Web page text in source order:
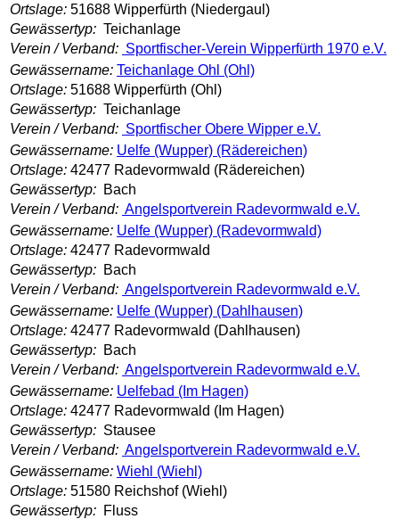
Ortslage: 51688 Wipperfürth (Niedergaul)
Gewässertyp: Teichanlage
Verein / Verband: Sportfischer-Verein Wipperfürth 1970 e.V.
Gewässername: Teichanlage Ohl (Ohl)
Ortslage: 51688 Wipperfürth (Ohl)
Gewässertyp: Teichanlage
Verein / Verband: Sportfischer Obere Wipper e.V.
Gewässername: Uelfe (Wupper) (Rädereichen)
Ortslage: 42477 Radevormwald (Rädereichen)
Gewässertyp: Bach
Verein / Verband: Angelsportverein Radevormwald e.V.
Gewässername: Uelfe (Wupper) (Radevormwald)
Ortslage: 42477 Radevormwald
Gewässertyp: Bach
Verein / Verband: Angelsportverein Radevormwald e.V.
Gewässername: Uelfe (Wupper) (Dahlhausen)
Ortslage: 42477 Radevormwald (Dahlhausen)
Gewässertyp: Bach
Verein / Verband: Angelsportverein Radevormwald e.V.
Gewässername: Uelfebad (Im Hagen)
Ortslage: 42477 Radevormwald (Im Hagen)
Gewässertyp: Stausee
Verein / Verband: Angelsportverein Radevormwald e.V.
Gewässername: Wiehl (Wiehl)
Ortslage: 51580 Reichshof (Wiehl)
Gewässertyp: Fluss